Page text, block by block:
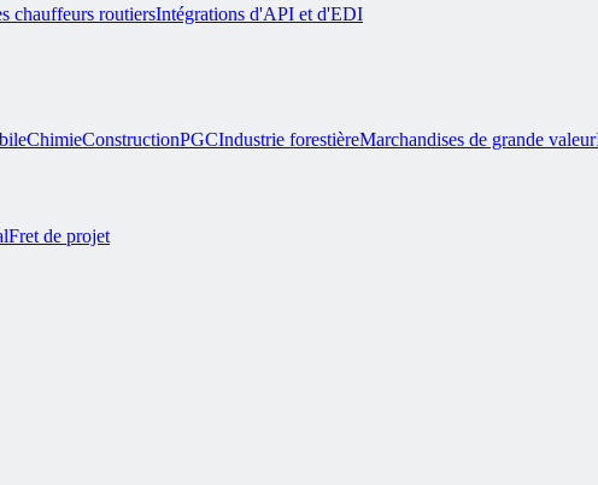
chauffeurs routiersIntégrations d'API et d'EDI
ChimieConstructionPGCIndustrie forestièreMarchandises de grande valeur
Fret de projet